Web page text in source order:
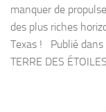
manquer de
des plus riches
Texas ! Publié
TERRE DES